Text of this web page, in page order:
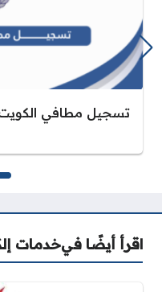
تسجيل مطافي الكويت:
اقرأ أيضًا فيخدمات